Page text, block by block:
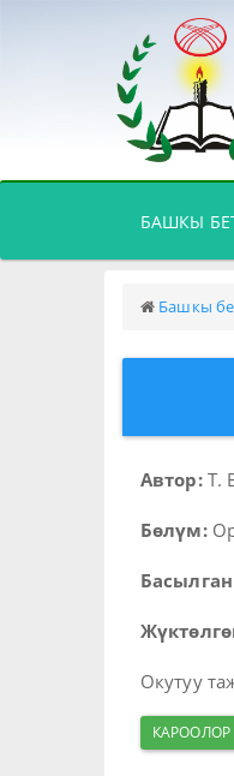
БАШКЫ
Башкы
Автор:Т.
Бөлүм:
Окутуу
КАРООЛОР